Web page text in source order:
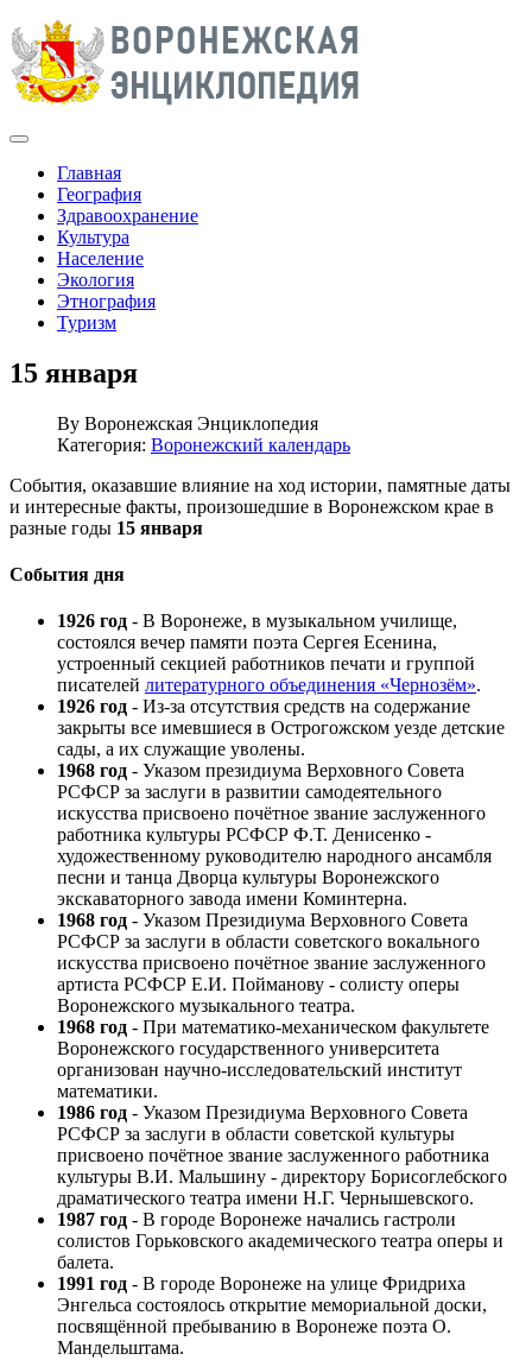
Главная
География
Здравоохранение
Культура
Население
Экология
Этнография
Туризм
15 января
By Воронежская Энциклопедия
Категория: Воронежский календарь
События, оказавшие влияние на ход истории, памятные даты
и интересные факты, произошедшие в Воронежском крае в
разные годы 15 января
События дня
1926 год - В Воронеже, в музыкальном училище,
состоялся вечер памяти поэта Сергея Есенина,
устроенный секцией работников печати и группой
писателей литературного объединения «Чернозём».
1926 год - Из-за отсутствия средств на содержание
закрыты все имевшиеся в Острогожском уезде детские
сады, а их служащие уволены.
1968 год - Указом президиума Верховного Совета
РСФСР за заслуги в развитии самодеятельного
искусства присвоено почётное звание заслуженного
работника культуры РСФСР Ф.Т. Денисенко -
художественному руководителю народного ансамбля
песни и танца Дворца культуры Воронежского
экскаваторного завода имени Коминтерна.
1968 год - Указом Президиума Верховного Совета
РСФСР за заслуги в области советского вокального
искусства присвоено почётное звание заслуженного
артиста РСФСР Е.И. Пойманову - солисту оперы
Воронежского музыкального театра.
1968 год - При математико-механическом факультете
Воронежского государственного университета
организован научно-исследовательский институт
математики.
1986 год - Указом Президиума Верховного Совета
РСФСР за заслуги в области советской культуры
присвоено почётное звание заслуженного работника
культуры В.И. Мальшину - директору Борисоглебского
драматического театра имени Н.Г. Чернышевского.
1987 год - В городе Воронеже начались гастроли
солистов Горьковского академического театра оперы и
балета.
1991 год - В городе Воронеже на улице Фридриха
Энгельса состоялось открытие мемориальной доски,
посвящённой пребыванию в Воронеже поэта О.
Мандельштама.